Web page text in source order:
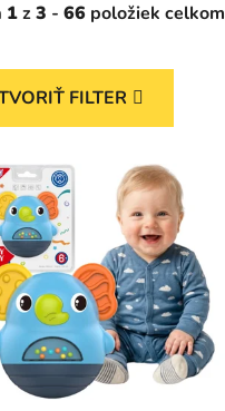
1z3 - 66 položiek celkom
FILTER